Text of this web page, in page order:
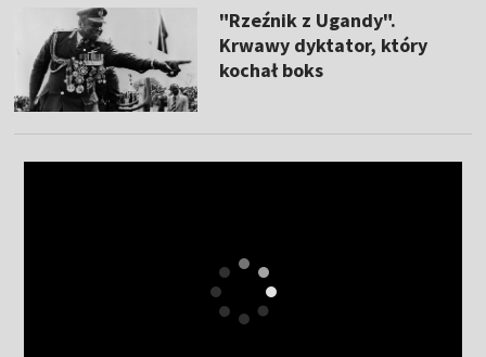
"Rzeźnik z Ugandy".
Krwawy dyktator, który
kochał boks